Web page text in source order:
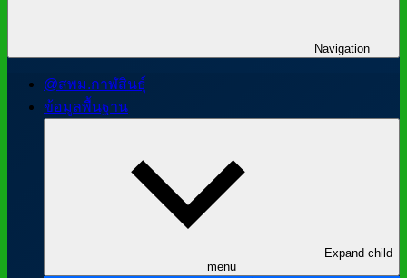
Navigation
@สพม.กาฬสินธุ์
ข้อมูลพื้นฐาน
Expand child
menu